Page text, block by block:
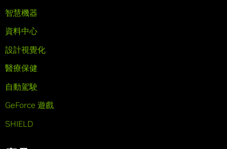
智慧機器
資料中心
設計視覺化
醫療保健
自動駕駛
GeForce 遊戲
SHIELD